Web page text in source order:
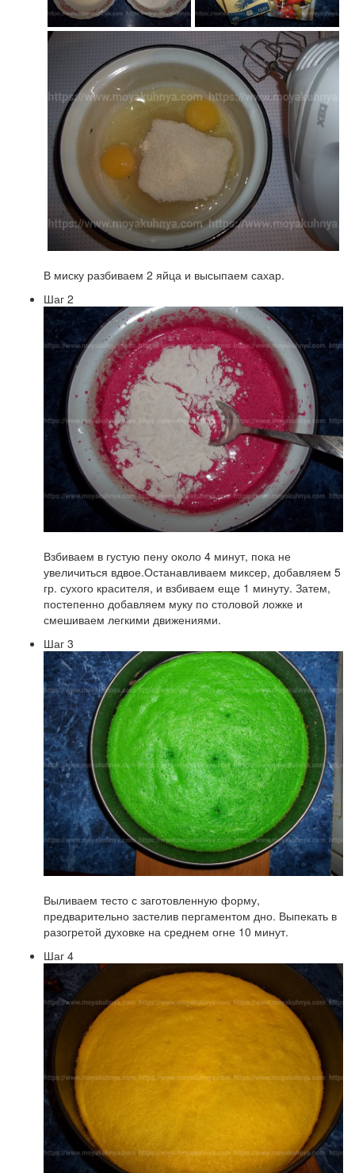
В миску разбиваем 2 яйца и высыпаем сахар.
Шаг 2
Взбиваем в густую пену около 4 минут, пока не
увеличиться вдвое.Останавливаем миксер, добавляем 5
гр. сухого красителя, и взбиваем еще 1 минуту. Затем,
постепенно добавляем муку по столовой ложке и
смешиваем легкими движениями.
Шаг 3
Выливаем тесто с заготовленную форму,
предварительно застелив пергаментом дно. Выпекать в
разогретой духовке на среднем огне 10 минут.
Шаг 4